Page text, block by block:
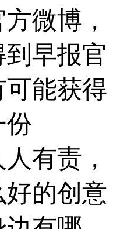
微博，
早报官
能获得
一份
有责，
的创意